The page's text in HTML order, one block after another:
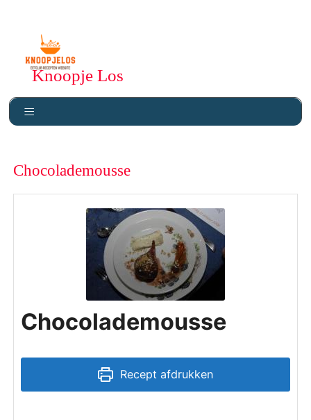
Knoopje Los
Chocolademousse
Chocolademousse
Recept afdrukken